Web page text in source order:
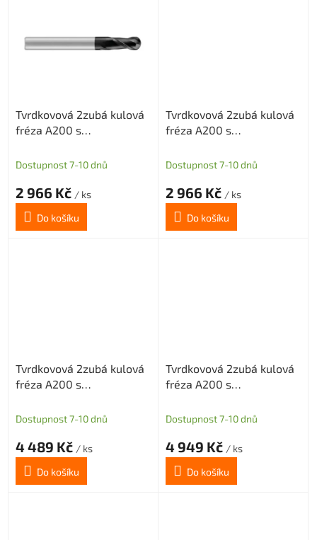
Tvrdkovová 2zubá kulová
fréza A200 s
pro grafit průměr 4 R2
Dostupnost 7-10 dnů
2 966 Kč / ks
Do košíku
Tvrdkovová 2zubá kulová
fréza A200 s
pro grafit průměr 6 R3
Dostupnost 7-10 dnů
2 966 Kč / ks
Do košíku
Tvrdkovová 2zubá kulová
fréza A200 s
pro grafit průměr 8 R4
Dostupnost 7-10 dnů
4 489 Kč / ks
Do košíku
Tvrdkovová 2zubá kulová
fréza A200 s
pro grafit průměr 10 R5
Dostupnost 7-10 dnů
4 949 Kč / ks
Do košíku